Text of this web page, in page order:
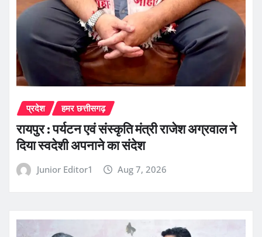
प्रदेश हमर छत्तीसगढ़
रायपुर : पर्यटन एवं संस्कृति मंत्री राजेश अग्रवाल ने
दिया स्वदेशी अपनाने का संदेश
Junior Editor1 Aug 7, 2026